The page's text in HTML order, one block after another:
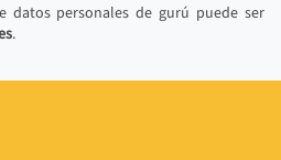
datos personales de gurú puede ser
.